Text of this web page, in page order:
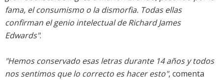
fama, el consumismo o la dismorfia. Todas ellas
confirman el genio intelectual de Richard James
Edwards".
"Hemos conservado esas letras durante 14 años y todos
nos sentimos que lo correcto es hacer esto", comenta